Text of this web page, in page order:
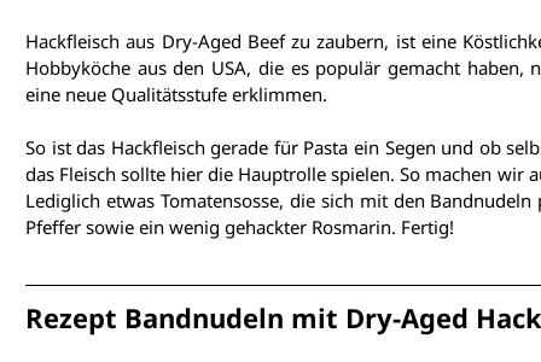
Hackfleisch aus Dry-Aged Beef zu zaubern, ist eine
Hobbyköche aus den USA, die es populär gemacht
eine neue Qualitätsstufe erklimmen.
So ist das Hackfleisch gerade für Pasta ein Segen und ob
das Fleisch sollte hier die Hauptrolle spielen. So machen wir
Lediglich etwas Tomatensosse, die sich mit den
Pfeffer sowie ein wenig gehackter Rosmarin. Fertig!
Rezept Bandnudeln mit Dry-Aged